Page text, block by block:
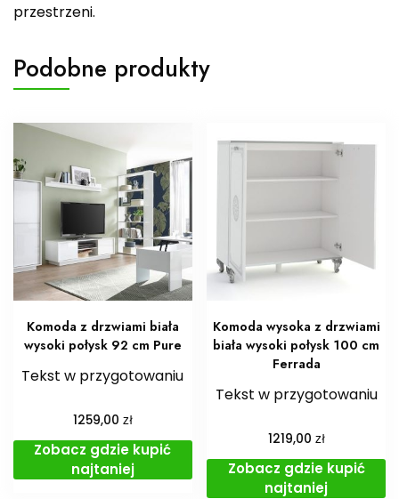
przestrzeni.
Podobne produkty
Komoda z drzwiami biała
wysoki połysk 92 cm Pure
Tekst w przygotowaniu
1259,00 zł
Zobacz gdzie kupić
najtaniej
Komoda wysoka z drzwiami
biała wysoki połysk 100 cm
Ferrada
Tekst w przygotowaniu
1219,00 zł
Zobacz gdzie kupić
najtaniej